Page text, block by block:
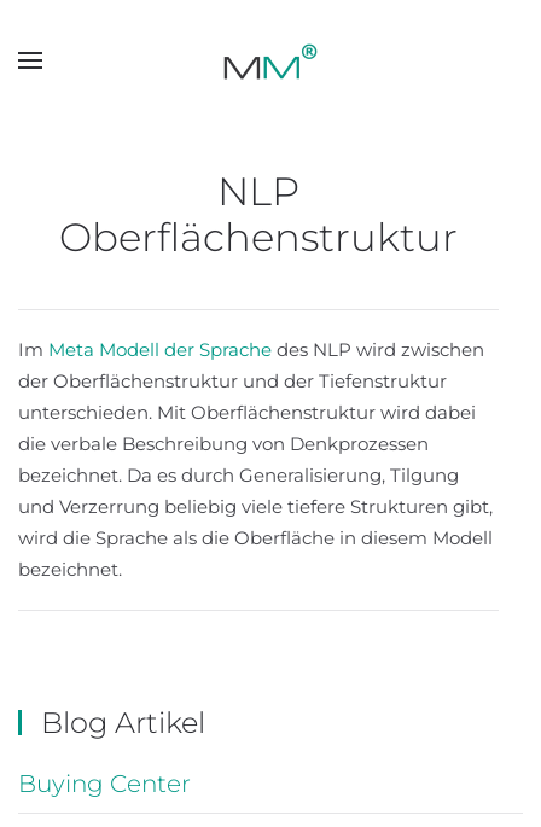
Skip to main content
NLP
Oberflächenstruktur
Im Meta Modell der Sprache des NLP wird zwischen
der Oberflächenstruktur und der Tiefenstruktur
unterschieden. Mit Oberflächenstruktur wird dabei
die verbale Beschreibung von Denkprozessen
bezeichnet. Da es durch Generalisierung, Tilgung
und Verzerrung beliebig viele tiefere Strukturen gibt,
wird die Sprache als die Oberfläche in diesem Modell
bezeichnet.
Blog Artikel
Buying Center